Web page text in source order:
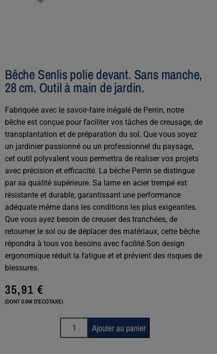
Bêche Senlis polie devant. Sans manche,
28 cm. Outil à main de jardin.
Fabriquée avec le savoir-faire inégalé de Perrin, notre
bêche est conçue pour faciliter vos tâches de creusage, de
transplantation et de préparation du sol. Que vous soyez
un jardinier passionné ou un professionnel du paysage,
cet outil polyvalent vous permettra de réaliser vos projets
avec précision et efficacité. La bêche Perrin se distingue
par sa qualité supérieure. Sa lame en acier trempé est
résistante et durable, garantissant une performance
adéquate même dans les conditions les plus exigeantes.
Que vous ayez besoin de creuser des tranchées, de
retourner le sol ou de déplacer des matériaux, cette bêche
répondra à tous vos besoins avec facilité.Son design
ergonomique réduit la fatigue et et prévient des risques de
blessures.
35,91€
(DONT 0.04€ D'ECOTAXE)
Ajouter au panier